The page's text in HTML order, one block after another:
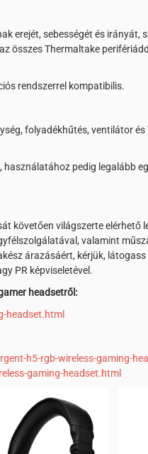
erejét, sebességét és irányát,
összes Thermaltake
rendszerrel kompatibilis.
folyadékhűtés, ventilátor
pedig legalább
követően világszerte elérhető
valamint
árazásáért, kérjük,
PR képviseletével.
headsetről:
headset.html
h5-rgb-wireless-gaming-
gaming-headset.html